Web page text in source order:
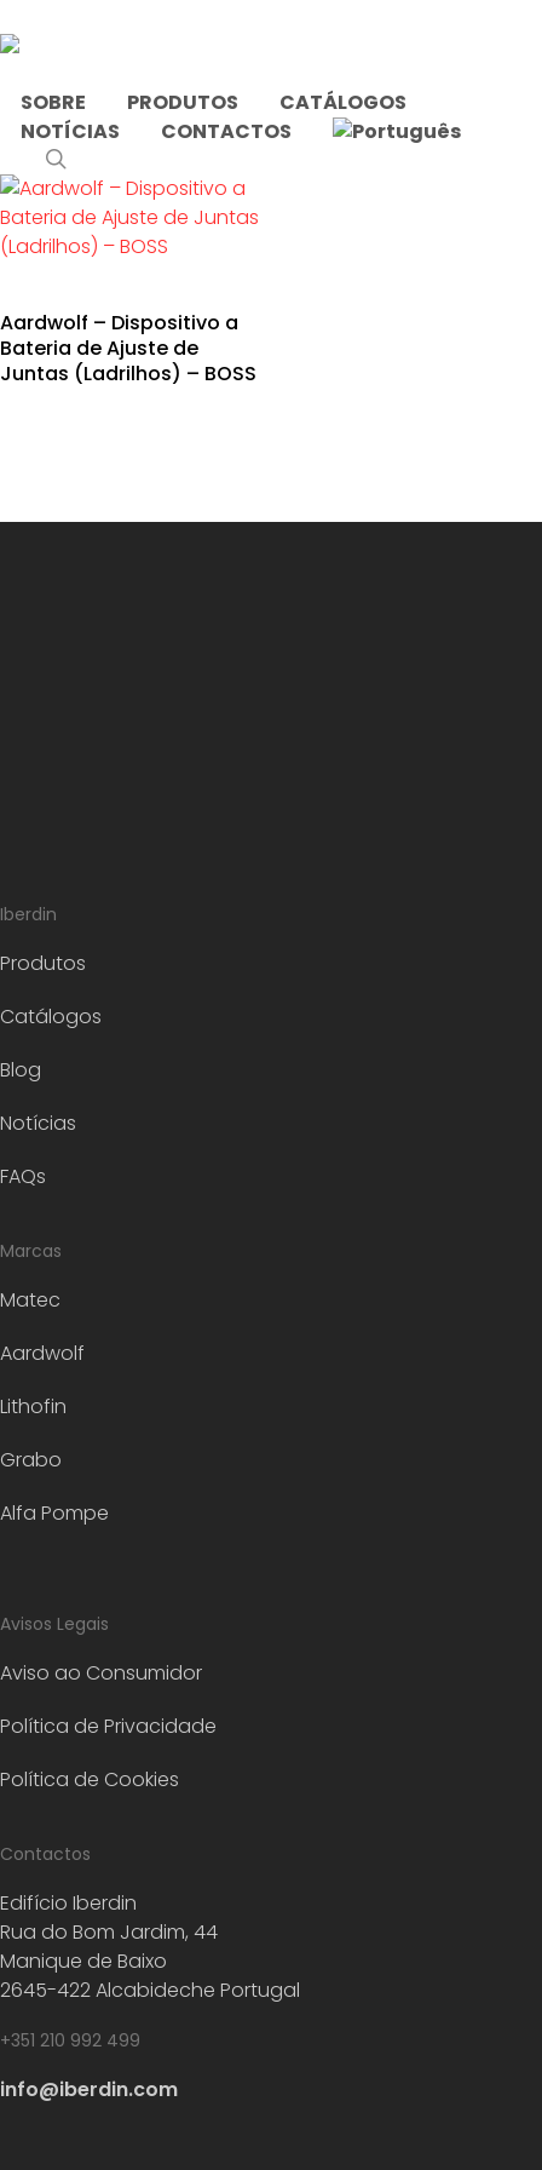
to
content
SOBRE PRODUTOS
CATÁLOGOS
NOTÍCIAS
CONTACTOS
Início Produtos etiquetados com “bateria”
Aardwolf – Dispositivo a
Bateria de Ajuste de
Juntas (Ladrilhos) – BOSS
Iberdin
Produtos
Catálogos
Blog
Notícias
FAQs
Marcas
Matec
Aardwolf
Lithofin
Grabo
Alfa Pompe
Avisos Legais
Aviso ao Consumidor
Política de Privacidade
Política de Cookies
Contactos
Edifício Iberdin
Rua do Bom Jardim, 44
Manique de Baixo
2645-422 Alcabideche Portugal
+351 210 992 499
info@iberdin.com